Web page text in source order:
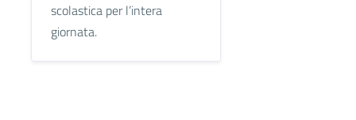
scolastica per l’intera
giornata.